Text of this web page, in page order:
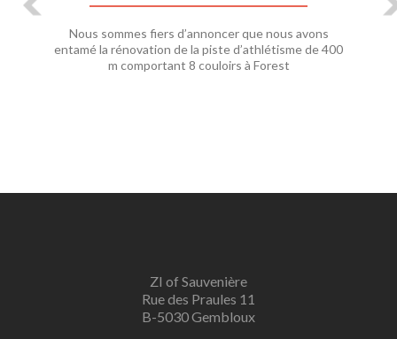
Nous sommes fiers d’annoncer que nous avons
entamé la rénovation de la piste d’athlétisme de 400
m comportant 8 couloirs à Forest
ZI of Sauvenière
Rue des Praules 11
B-5030 Gembloux